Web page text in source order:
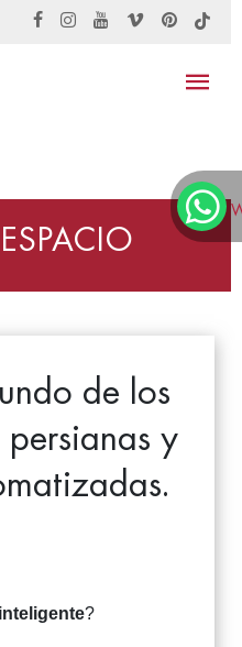
de los
y
?